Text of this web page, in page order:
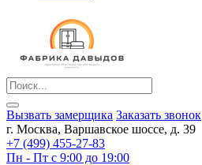
Вызвать замерщика Заказать звонок
г. Москва, Варшавское шоссе, д. 39
+7 (499) 455-27-83
Пн - Пт с 9:00 до 19:00